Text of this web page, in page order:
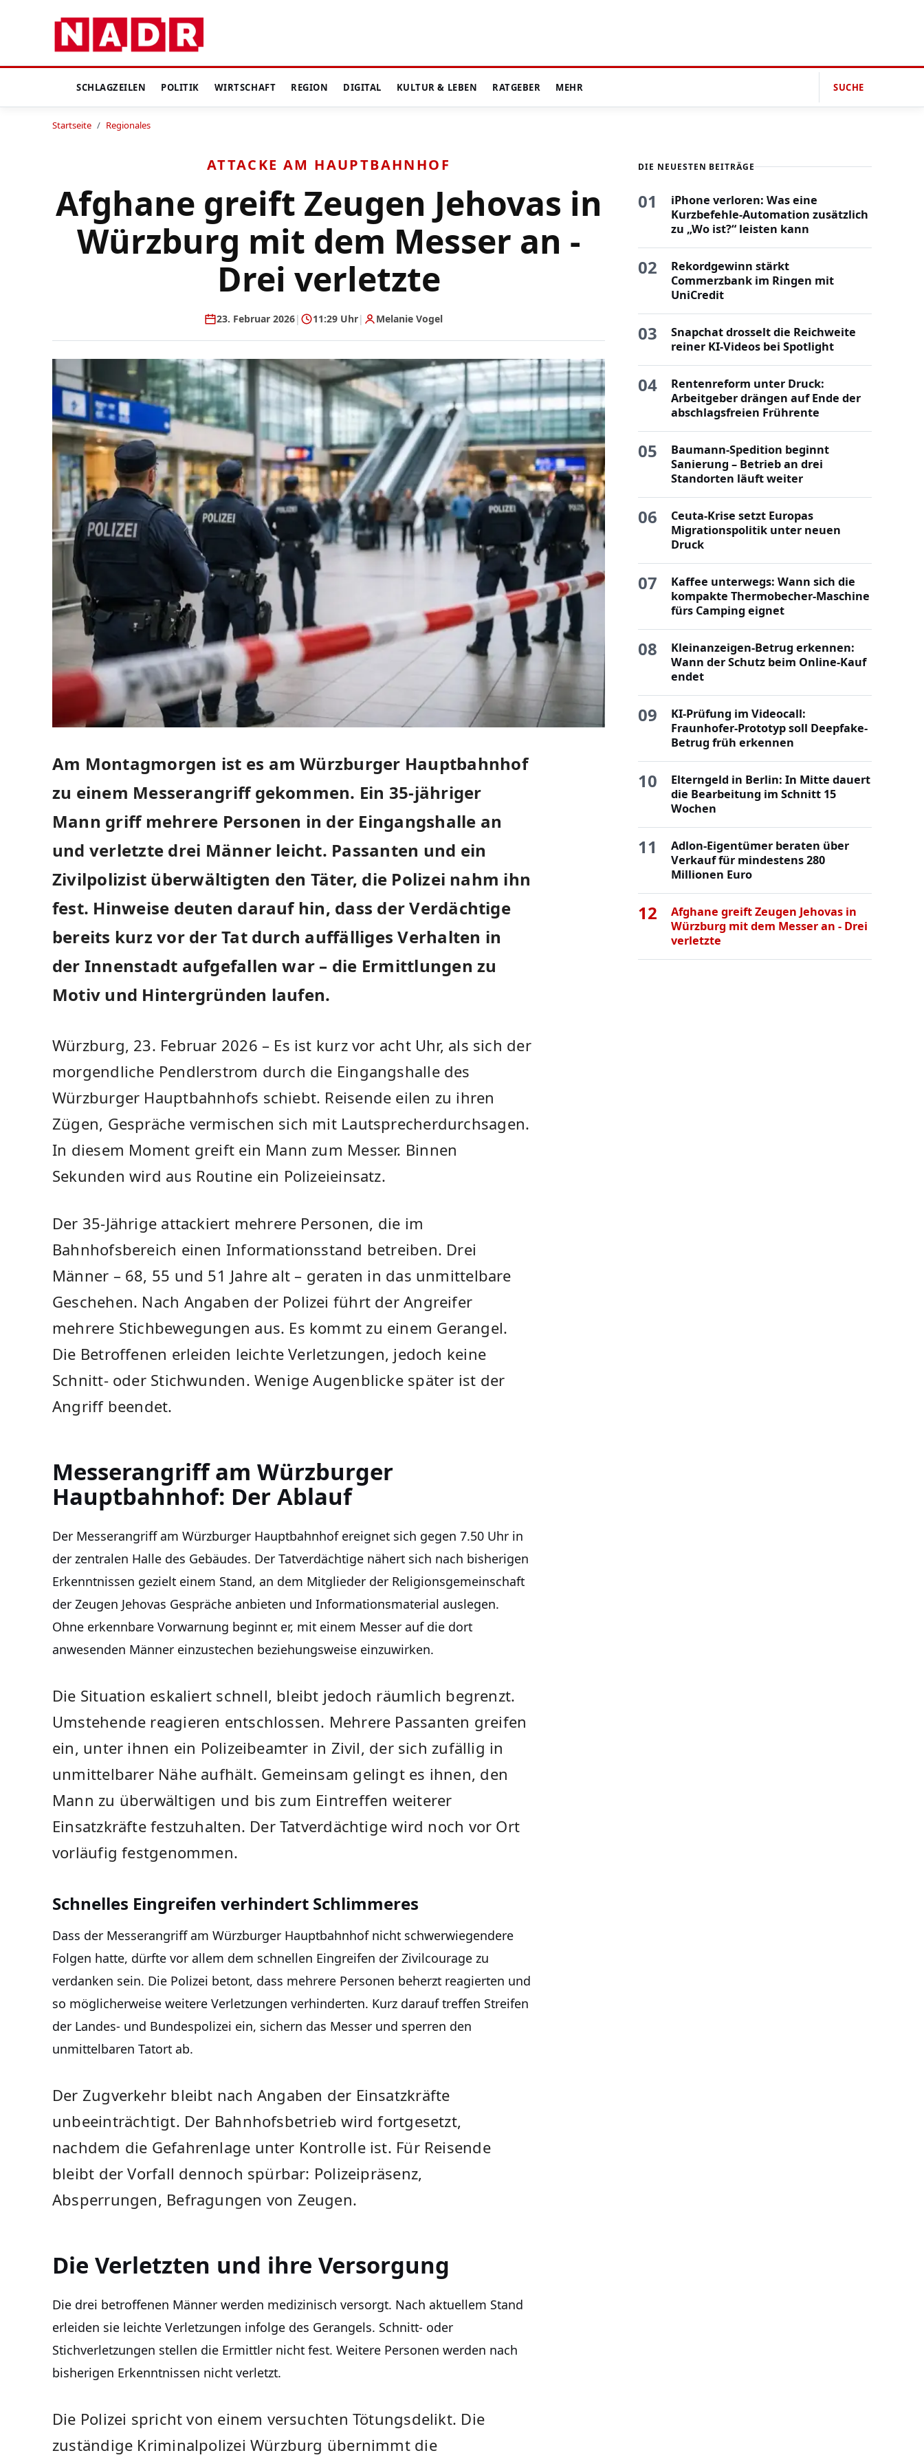
SCHLAGZEILEN POLITIK WIRTSCHAFT REGION DIGITAL KULTUR & LEBEN RATGEBER MEHR SUCHE
Startseite / Regionales
ATTACKE AM HAUPTBAHNHOF
Afghane greift Zeugen Jehovas in
Würzburg mit dem Messer an -
Drei verletzte
23. Februar 2026| 11:29 Uhr| Melanie Vogel
Am Montagmorgen ist es am Würzburger Hauptbahnhof
zu einem Messerangriff gekommen. Ein 35-jähriger
Mann griff mehrere Personen in der Eingangshalle an
und verletzte drei Männer leicht. Passanten und ein
Zivilpolizist überwältigten den Täter, die Polizei nahm ihn
fest. Hinweise deuten darauf hin, dass der Verdächtige
bereits kurz vor der Tat durch auffälliges Verhalten in
der Innenstadt aufgefallen war – die Ermittlungen zu
Motiv und Hintergründen laufen.
Würzburg, 23. Februar 2026 – Es ist kurz vor acht Uhr, als sich der
morgendliche Pendlerstrom durch die Eingangshalle des
Würzburger Hauptbahnhofs schiebt. Reisende eilen zu ihren
Zügen, Gespräche vermischen sich mit Lautsprecherdurchsagen.
In diesem Moment greift ein Mann zum Messer. Binnen
Sekunden wird aus Routine ein Polizeieinsatz.
Der 35-Jährige attackiert mehrere Personen, die im
Bahnhofsbereich einen Informationsstand betreiben. Drei
Männer – 68, 55 und 51 Jahre alt – geraten in das unmittelbare
Geschehen. Nach Angaben der Polizei führt der Angreifer
mehrere Stichbewegungen aus. Es kommt zu einem Gerangel.
Die Betroffenen erleiden leichte Verletzungen, jedoch keine
Schnitt- oder Stichwunden. Wenige Augenblicke später ist der
Angriff beendet.
Messerangriff am Würzburger
Hauptbahnhof: Der Ablauf
Der Messerangriff am Würzburger Hauptbahnhof ereignet sich gegen 7.50 Uhr in
der zentralen Halle des Gebäudes. Der Tatverdächtige nähert sich nach bisherigen
Erkenntnissen gezielt einem Stand, an dem Mitglieder der Religionsgemeinschaft
der Zeugen Jehovas Gespräche anbieten und Informationsmaterial auslegen.
Ohne erkennbare Vorwarnung beginnt er, mit einem Messer auf die dort
anwesenden Männer einzustechen beziehungsweise einzuwirken.
Die Situation eskaliert schnell, bleibt jedoch räumlich begrenzt.
Umstehende reagieren entschlossen. Mehrere Passanten greifen
ein, unter ihnen ein Polizeibeamter in Zivil, der sich zufällig in
unmittelbarer Nähe aufhält. Gemeinsam gelingt es ihnen, den
Mann zu überwältigen und bis zum Eintreffen weiterer
Einsatzkräfte festzuhalten. Der Tatverdächtige wird noch vor Ort
vorläufig festgenommen.
Schnelles Eingreifen verhindert Schlimmeres
Dass der Messerangriff am Würzburger Hauptbahnhof nicht schwerwiegendere
Folgen hatte, dürfte vor allem dem schnellen Eingreifen der Zivilcourage zu
verdanken sein. Die Polizei betont, dass mehrere Personen beherzt reagierten und
so möglicherweise weitere Verletzungen verhinderten. Kurz darauf treffen Streifen
der Landes- und Bundespolizei ein, sichern das Messer und sperren den
unmittelbaren Tatort ab.
Der Zugverkehr bleibt nach Angaben der Einsatzkräfte
unbeeinträchtigt. Der Bahnhofsbetrieb wird fortgesetzt,
nachdem die Gefahrenlage unter Kontrolle ist. Für Reisende
bleibt der Vorfall dennoch spürbar: Polizeipräsenz,
Absperrungen, Befragungen von Zeugen.
Die Verletzten und ihre Versorgung
Die drei betroffenen Männer werden medizinisch versorgt. Nach aktuellem Stand
erleiden sie leichte Verletzungen infolge des Gerangels. Schnitt- oder
Stichverletzungen stellen die Ermittler nicht fest. Weitere Personen werden nach
bisherigen Erkenntnissen nicht verletzt.
Die Polizei spricht von einem versuchten Tötungsdelikt. Die
zuständige Kriminalpolizei Würzburg übernimmt die
DIE NEUESTEN BEITRÄGE
01
iPhone verloren: Was eine
Kurzbefehle-Automation zusätzlich
zu „Wo ist?“ leisten kann
02
Rekordgewinn stärkt
Commerzbank im Ringen mit
UniCredit
03
Snapchat drosselt die Reichweite
reiner KI-Videos bei Spotlight
04
Rentenreform unter Druck:
Arbeitgeber drängen auf Ende der
abschlagsfreien Frührente
05
Baumann-Spedition beginnt
Sanierung – Betrieb an drei
Standorten läuft weiter
06
Ceuta-Krise setzt Europas
Migrationspolitik unter neuen
Druck
07
Kaffee unterwegs: Wann sich die
kompakte Thermobecher-Maschine
fürs Camping eignet
08
Kleinanzeigen-Betrug erkennen:
Wann der Schutz beim Online-Kauf
endet
09
KI-Prüfung im Videocall:
Fraunhofer-Prototyp soll Deepfake-
Betrug früh erkennen
10
Elterngeld in Berlin: In Mitte dauert
die Bearbeitung im Schnitt 15
Wochen
11
Adlon-Eigentümer beraten über
Verkauf für mindestens 280
Millionen Euro
12
Afghane greift Zeugen Jehovas in
Würzburg mit dem Messer an - Drei
verletzte